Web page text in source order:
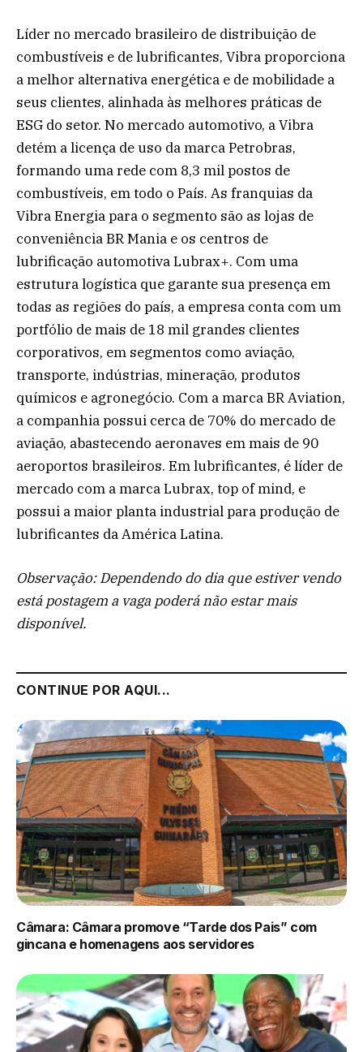
Líder no mercado brasileiro de distribuição de
combustíveis e de lubrificantes, Vibra proporciona
a melhor alternativa energética e de mobilidade a
seus clientes, alinhada às melhores práticas de
ESG do setor. No mercado automotivo, a Vibra
detém a licença de uso da marca Petrobras,
formando uma rede com 8,3 mil postos de
combustíveis, em todo o País. As franquias da
Vibra Energia para o segmento são as lojas de
conveniência BR Mania e os centros de
lubrificação automotiva Lubrax+. Com uma
estrutura logística que garante sua presença em
todas as regiões do país, a empresa conta com um
portfólio de mais de 18 mil grandes clientes
corporativos, em segmentos como aviação,
transporte, indústrias, mineração, produtos
químicos e agronegócio. Com a marca BR Aviation,
a companhia possui cerca de 70% do mercado de
aviação, abastecendo aeronaves em mais de 90
aeroportos brasileiros. Em lubrificantes, é líder de
mercado com a marca Lubrax, top of mind, e
possui a maior planta industrial para produção de
lubrificantes da América Latina.
Observação: Dependendo do dia que estiver vendo
está postagem a vaga poderá não estar mais
disponível.
CONTINUE POR AQUI...
Câmara: Câmara promove “Tarde dos Pais” com
gincana e homenagens aos servidores